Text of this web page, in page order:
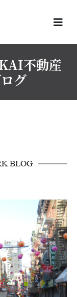
不動産
グ
BLOG